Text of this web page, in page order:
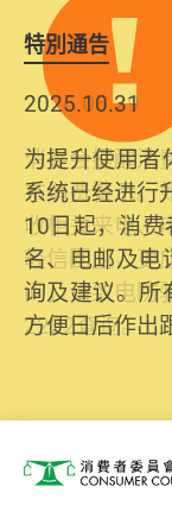
特別通告
2025.10.31
为提升使用者
系统已经进行
10日起，消
名、电邮及电
询及建议。所
方便日后作出
消费者委员会